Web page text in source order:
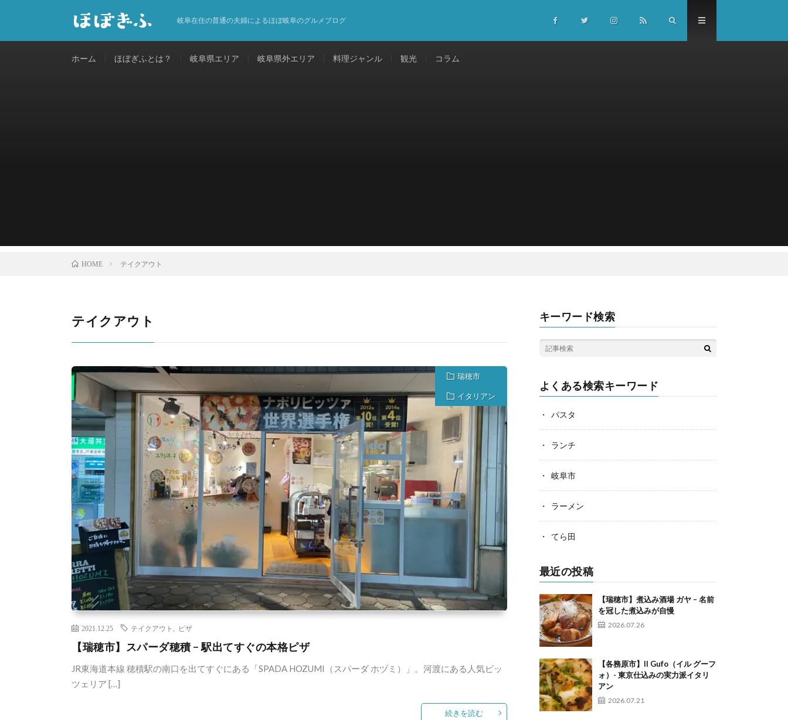
岐阜在住の普通の夫婦によるほぼ岐阜のグルメブログ
ホーム ほぼぎふとは？ 岐阜県エリア 岐阜県外エリア 料理ジャンル 観光 コラム
HOME テイクアウト
テイクアウト
瑞穂市
イタリアン
2021.12.25 テイクアウト ピザ
【瑞穂市】スパーダ穂積 − 駅出てすぐの本格ピザ
JR東海道本線 穂積駅の南口を出てすぐにある「SPADA HOZUMI（スパーダ ホヅミ）」。河渡にある人気ピッ
ツェリア […]
続きを読む
キーワード検索
よくある検索キーワード
パスタ
ランチ
岐阜市
ラーメン
てら田
最近の投稿
【瑞穂市】煮込み酒場 ガヤ – 名前
を冠した煮込みが自慢
2026.07.26
【各務原市】Il Gufo（イル グーフ
ォ）- 東京仕込みの実力派イタリ
アン
2026.07.21